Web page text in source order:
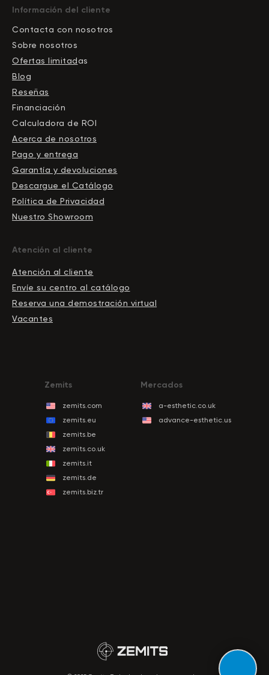
Información del cliente
Contacta con nosotros
Sobre nosotros
Ofertas limitadas
Blog
Reseñas
Financiación
Calculadora de ROI
Acerca de nosotros
Pago y entrega
Garantía y devoluciones
Descargue el Сatálogo
Política de Privacidad
Nuestro Showroom
Atención al cliente
Atención al cliente
Envíe su centro al catálogo
Reserva una demostración virtual
Vacantes
zemits.com
zemits.eu
zemits.be
zemits.co.uk
zemits.it
zemits.de
zemits.biz.tr
Zemits
a-esthetic.co.uk
advance-esthetic.us
Mercados